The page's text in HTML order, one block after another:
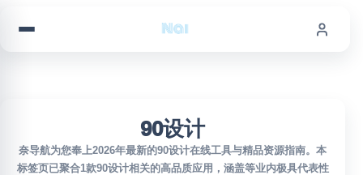
90设计
奈导航为您奉上2026年最新的90设计在线工具与精品资源指南。本
标签页已聚合1款90设计相关的高品质应用，涵盖等业内极具代表性